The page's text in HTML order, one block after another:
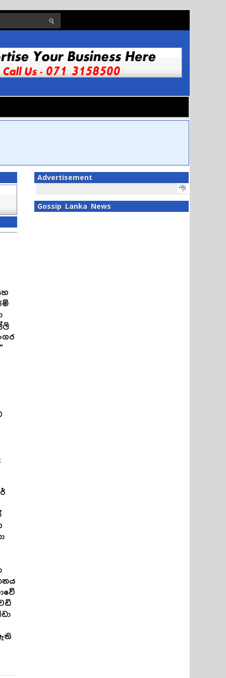
Advertisement
Gossip Lanka News